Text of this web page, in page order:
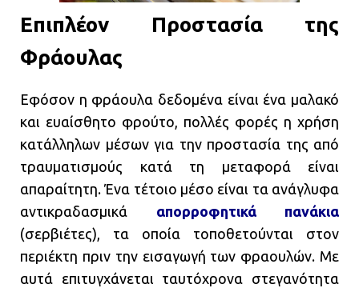
Επιπλέον Προστασία της
Φράουλας
Εφόσον η φράουλα δεδομένα είναι ένα μαλακό
και ευαίσθητο φρούτο, πολλές φορές η χρήση
κατάλληλων μέσων για την προστασία της από
τραυματισμούς κατά τη μεταφορά είναι
απαραίτητη. Ένα τέτοιο μέσο είναι τα ανάγλυφα
αντικραδασμικά απορροφητικά πανάκια
(σερβιέτες), τα οποία τοποθετούνται στον
περιέκτη πριν την εισαγωγή των φραουλών. Με
αυτά επιτυγχάνεται ταυτόχρονα στεγανότητα